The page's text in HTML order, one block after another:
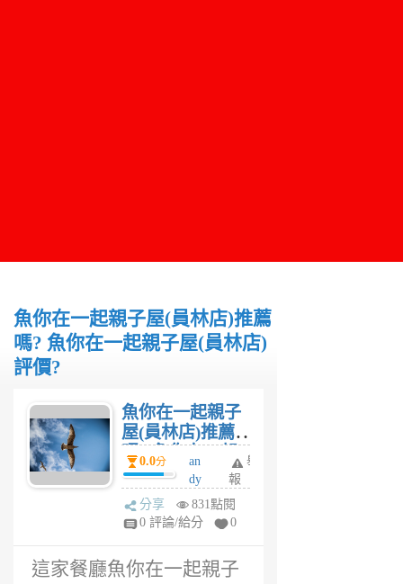
魚你在一起親子屋(員林店)推薦
嗎? 魚你在一起親子屋(員林店)
評價?
魚你在一起親子
屋(員林店)推薦
嗎? 魚你在一起
親子屋(員林店)
評價?
0.0分
an
dy
6
年
舉
報
分享
831點閱
0 評論/給分
0
這家餐廳魚你在一起親子